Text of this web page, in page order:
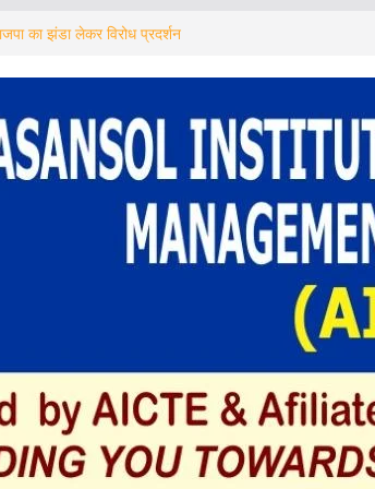
से बुजुर्ग घायल, सड़क जाम कर स्थानीय लोगों का
का झंडा लेकर विरोध प्रदर्शन
সম্পর্ক অভিযান” সভায় ‘কয়লা মাফিয়া’র উপস্থিতি ঘিরে
पर ‘यमराज’ का बुलावा! नुक्कड़ नाटक के जरिए दुर्गापुर
‘যমরাজের’ ডাক! পথনাটিকায় ট্রাফিক সচেতনতা দুর্গাপুরে